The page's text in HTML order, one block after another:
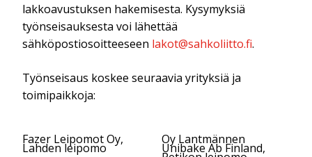
lakkoavustuksen hakemisesta. Kysymyksiä
työnseisauksesta voi lähettää
sähköpostiosoitteeseen lakot@sahkoliitto.fi.
Työnseisaus koskee seuraavia yrityksiä ja
toimipaikkoja:
Fazer Leipomot Oy,
Lahden leipomo
Oy Lantmännen
Unibake Ab Finland,